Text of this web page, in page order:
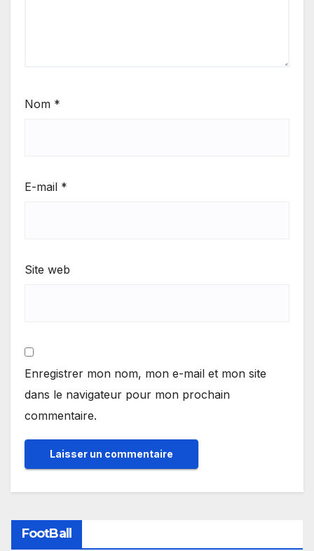
Nom *
E-mail *
Site web
Enregistrer mon nom, mon e-mail et mon site
dans le navigateur pour mon prochain
commentaire.
FootBall